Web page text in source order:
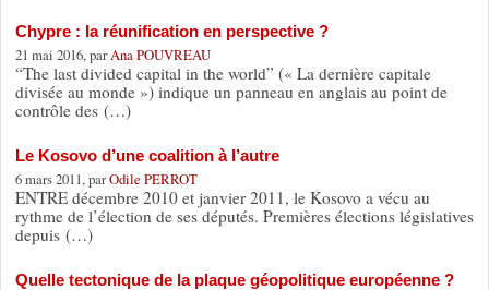
Chypre : la réunification en perspective ?
21 mai 2016, parAna POUVREAU
“The last divided capital in the world” (« La dernière capitale
divisée au monde ») indique un panneau en anglais au point de
contrôle des (…)
Le Kosovo d’une coalition à l’autre
6 mars 2011, parOdile PERROT
ENTRE décembre 2010 et janvier 2011, le Kosovo a vécu au
rythme de l’élection de ses députés. Premières élections législatives
depuis (…)
Quelle tectonique de la plaque géopolitique européenne ?